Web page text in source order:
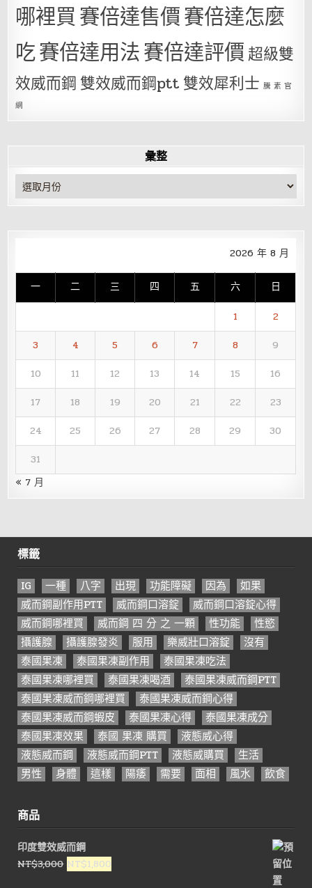
哪裡買賽倍達售價賽倍達怎麼
吃賽倍達用法賽倍達評價超級雙
效威而鋼 雙效威而鋼ptt 雙效犀利士 騰 素 官
網
彙整
彙
整
2026 年 8 月
一 二 三 四 五 六 日
1
2
3
4 5 6 7 8
9
10
11 12 13 14 15
16
17
18 19 20 21 22
23
24
25 26 27 28 29
30
31
« 7 月
標籤
IG 一種 八字 出現 功能障礙 因為
如果
威而鋼副作用PTT
威而鋼口溶錠
威而鋼口溶錠心得
威而鋼哪裡買
威而鋼 四 分 之 一顆 性功能
性慾
攝護腺
攝護腺發炎 服用 樂威壯口溶錠
沒有
泰國果凍
泰國果凍副作用
泰國果凍吃法
泰國果凍哪裡買
泰國果凍喝酒
泰國果凍威而鋼PTT
泰國果凍威而鋼哪裡買
泰國果凍威而鋼心得
泰國果凍威而鋼蝦皮
泰國果凍心得
泰國果凍成分
泰國果凍效果
泰國 果凍 購買
液態威心得
液態威而鋼
液態威而鋼PTT 液態威購買
生活
男性
身體 這樣 陽痿 需要 面相 風水 飲食
商品
印度雙效威而鋼
NT$3,000 原
NT$1,800